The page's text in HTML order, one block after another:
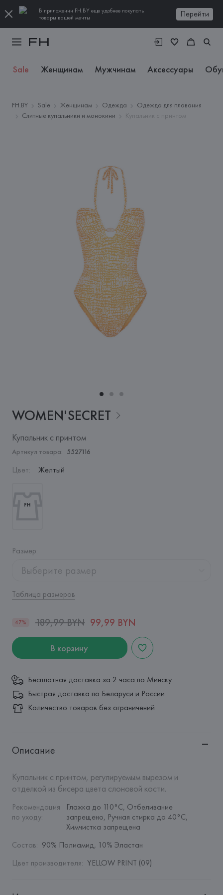
В приложении FH.BY еще удобнее покупать
товары вашей мечты
Перейти
Sale Женщинам Мужчинам Аксессуары
FH.BY Sale Женщинам Одежда
Одежда для плавания
Слитные купальники и монокини
Купальник с принтом
WOMEN'SECRET
Купальник с принтом
Артикул товара: 5527116
Цвет: Желтый
Размер:
Выберите размер
Таблица размеров
47% 189,99 BYN 99,99 BYN
В корзину
Бесплатная доставка за 2 часа по Минску
Быстрая доставка по Беларуси и России
Количество товаров без ограничений
Описание
Купальник с принтом, регулируемым вырезом и
отделкой из бисера цвета слоновой кости.
Рекомендация
по уходу:
Глажка до 110°C, Отбеливание
запрещено, Ручная стирка до 40°C,
Химчистка запрещена
Состав: 90% Полиамид, 10% Эластан
Цвет производителя: YELLOW PRINT (09)